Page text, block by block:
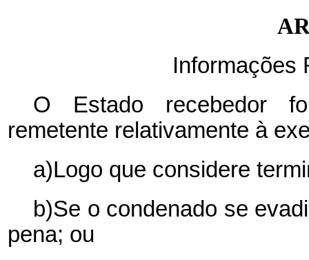
Informações
O Estado recebedor
remetente relativamente à
a)Logo que considere
b)Se o condenado se
pena; ou